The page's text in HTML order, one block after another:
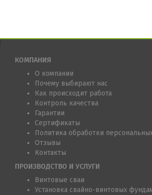
КОМПАНИЯ
О компании
Почему выбирают нас
Как происходит работа
Контроль качества
Гарантии
Сертификаты
Политика обработки
Отзывы
Контакты
ПРОИЗВОДСТВО И УСЛУГИ
Винтовые сваи
Установка свайно-винтовых